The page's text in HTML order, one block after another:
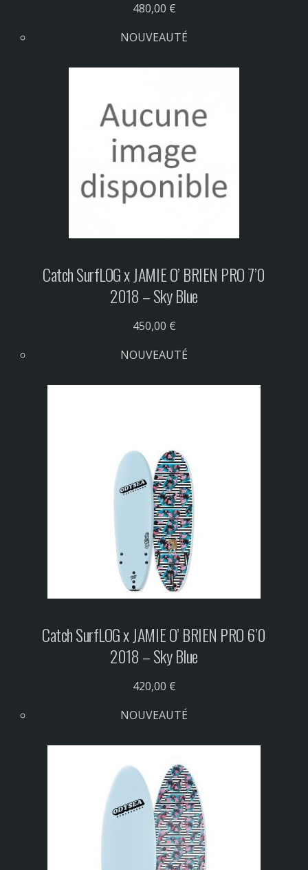
480,00 €
NOUVEAUTÉ
Catch SurfLOG x JAMIE O’ BRIEN PRO 7’0
2018 – Sky Blue
450,00 €
NOUVEAUTÉ
Catch SurfLOG x JAMIE O’ BRIEN PRO 6’0
2018 – Sky Blue
420,00 €
NOUVEAUTÉ